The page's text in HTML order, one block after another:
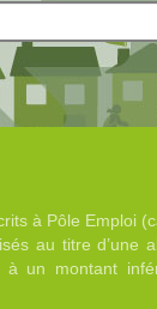
à Pôle Emploi
au titre d’une
à un montant